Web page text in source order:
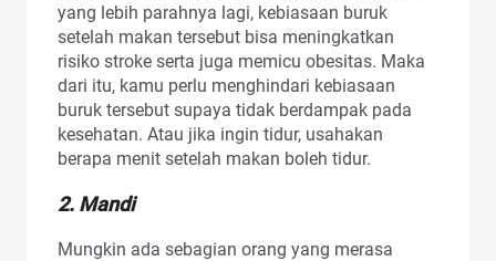
yang lebih parahnya lagi, kebiasaan buruk
setelah makan tersebut bisa meningkatkan
risiko stroke serta juga memicu obesitas. Maka
dari itu, kamu perlu menghindari kebiasaan
buruk tersebut supaya tidak berdampak pada
kesehatan. Atau jika ingin tidur, usahakan
berapa menit setelah makan boleh tidur.
2. Mandi
Mungkin ada sebagian orang yang merasa